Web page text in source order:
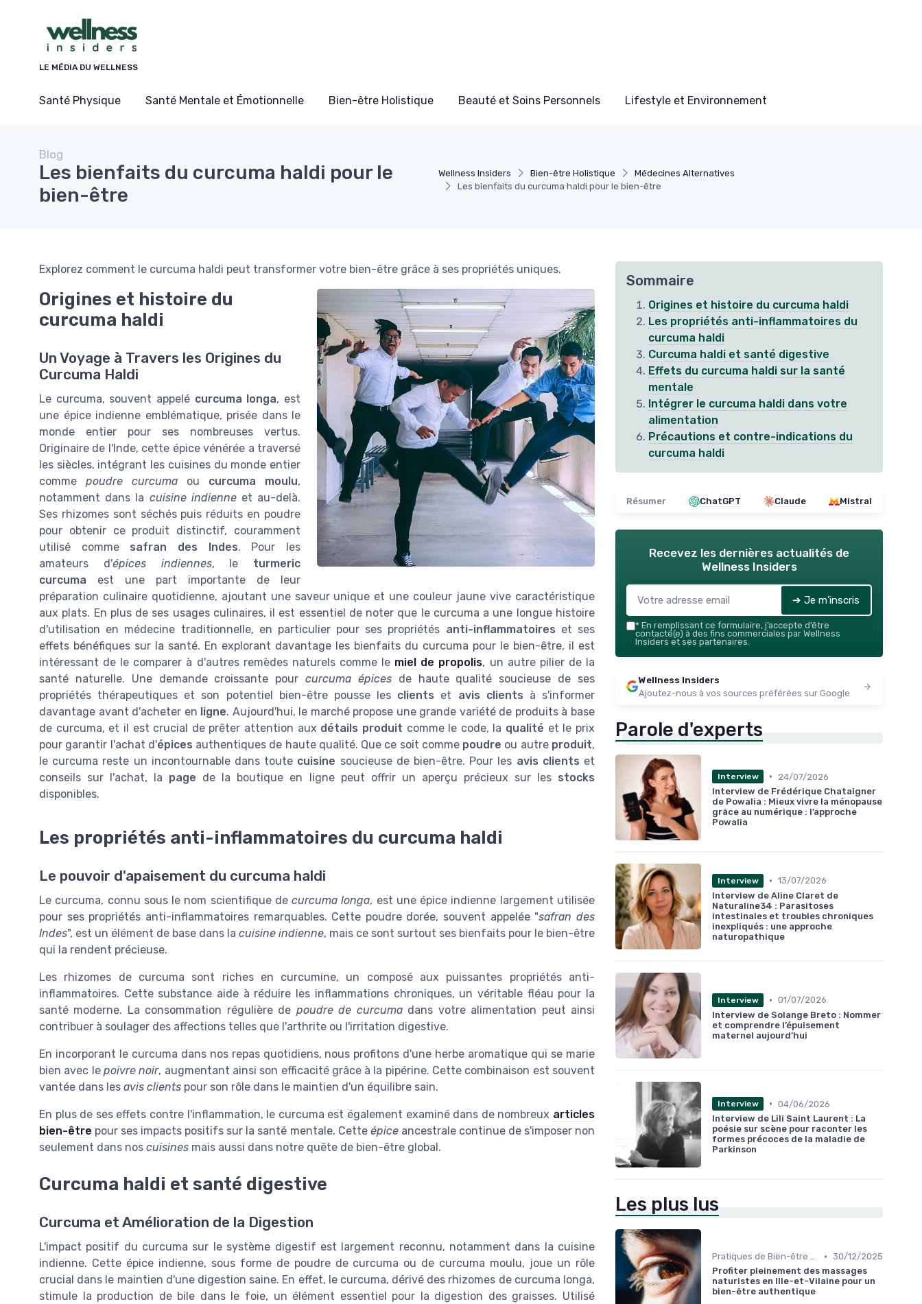
LE MÉDIA DU WELLNESS
Santé Physique Santé Mentale et Émotionnelle Bien-être Holistique Beauté et Soins Personnels Lifestyle et Environnement
Wellness Insiders Bien-être Holistique
Médecines Alternatives
Les bienfaits du curcuma haldi pour le bien-être
Blog
Les bienfaits du curcuma haldi pour le
bien-être
Explorez comment le curcuma haldi peut transformer votre bien-être grâce à ses propriétés uniques.
Origines et histoire du
curcuma haldi
Un Voyage à Travers les Origines du
Curcuma Haldi
Le curcuma, souvent appelé curcuma longa, est
une épice indienne emblématique, prisée dans le
monde entier pour ses nombreuses vertus.
Originaire de l'Inde, cette épice vénérée a traversé
les siècles, intégrant les cuisines du monde entier
comme poudre curcuma ou curcuma moulu,
notamment dans la cuisine indienneet au-delà.
Ses rhizomes sont séchés puis réduits en poudre
pour obtenir ce produit distinctif, couramment
utilisé comme safran des Indes. Pour les
amateurs d'épices indiennes, le turmeric
curcuma est une part importante de leur
préparation culinaire quotidienne, ajoutant une saveur unique et une couleur jaune vive caractéristique
aux plats. En plus de ses usages culinaires, il est essentiel de noter que le curcuma a une longue histoire
d'utilisation en médecine traditionnelle, en particulier pour ses propriétés anti-inflammatoires et ses
effets bénéfiques sur la santé. En explorant davantage les bienfaits du curcuma pour le bien-être, il est
intéressant de le comparer à d'autres remèdes naturels comme le miel de propolis, un autre pilier de la
santé naturelle. Une demande croissante pourcurcuma épicesde haute qualité soucieuse de ses
propriétés thérapeutiques et son potentiel bien-être pousse les clients et avis clients à s'informer
davantage avant d'acheter en ligne. Aujourd'hui, le marché propose une grande variété de produits à base
de curcuma, et il est crucial de prêter attention aux détails produit comme le code, la qualité et le prix
pour garantir l'achat d'épices authentiques de haute qualité. Que ce soit comme poudre ou autre produit,
le curcuma reste un incontournable dans toute cuisine soucieuse de bien-être. Pour les avis clients et
conseils sur l'achat, la page de la boutique en ligne peut offrir un aperçu précieux sur les stocks
disponibles.
Les propriétés anti-inflammatoires du curcuma haldi
Le pouvoir d'apaisement du curcuma haldi
Le curcuma, connu sous le nom scientifique decurcuma longa, est une épice indienne largement utilisée
pour ses propriétés anti-inflammatoires remarquables. Cette poudre dorée, souvent appelée "safran des
Indes", est un élément de base dans la cuisine indienne, mais ce sont surtout ses bienfaits pour le bien-être
qui la rendent précieuse.
Les rhizomes de curcuma sont riches en curcumine, un composé aux puissantes propriétés anti-
inflammatoires. Cette substance aide à réduire les inflammations chroniques, un véritable fléau pour la
santé moderne. La consommation régulière de poudre de curcumadans votre alimentation peut ainsi
contribuer à soulager des affections telles que l'arthrite ou l'irritation digestive.
En incorporant le curcuma dans nos repas quotidiens, nous profitons d'une herbe aromatique qui se marie
bien avec le poivre noir, augmentant ainsi son efficacité grâce à la pipérine. Cette combinaison est souvent
vantée dans les avis clients pour son rôle dans le maintien d'un équilibre sain.
En plus de ses effets contre l'inflammation, le curcuma est également examiné dans de nombreux articles
bien-être pour ses impacts positifs sur la santé mentale. Cette épiceancestrale continue de s'imposer non
seulement dans nos cuisines mais aussi dans notre quête de bien-être global.
Curcuma haldi et santé digestive
Curcuma et Amélioration de la Digestion
L'impact positif du curcuma sur le système digestif est largement reconnu, notamment dans la cuisine
indienne. Cette épice indienne, sous forme de poudre de curcuma ou de curcuma moulu, joue un rôle
crucial dans le maintien d'une digestion saine. En effet, le curcuma, dérivé des rhizomes de curcuma longa,
stimule la production de bile dans le foie, un élément essentiel pour la digestion des graisses. Utilisé
Sommaire
Origines et histoire du curcuma haldi
Les propriétés anti-inflammatoires du
curcuma haldi
Curcuma haldi et santé digestive
Effets du curcuma haldi sur la santé
mentale
Intégrer le curcuma haldi dans votre
alimentation
Précautions et contre-indications du
curcuma haldi
Résumer ChatGPT Claude Mistral
Recevez les dernières actualités de
Wellness Insiders
➔ Je m'inscris
* En remplissant ce formulaire, j’accepte d’être
contacté(e) à des fins commerciales par Wellness
Insiders et ses partenaires.
Wellness Insiders
Ajoutez-nous à vos sources préférées sur Google
Parole d'experts
Interview •
24/07/2026
Interview de Frédérique Chataigner
de Powalia : Mieux vivre la ménopause
grâce au numérique : l’approche
Powalia
Interview • 13/07/2026
Interview de Aline Claret de
Naturaline34 : Parasitoses
intestinales et troubles chroniques
inexpliqués : une approche
naturopathique
Interview • 01/07/2026
Interview de Solange Breto : Nommer
et comprendre l’épuisement
maternel aujourd’hui
Interview • 04/06/2026
Interview de Lili Saint Laurent : La
poésie sur scène pour raconter les
formes précoces de la maladie de
Parkinson
Les plus lus
Pratiques de Bien-être Anciennes • 30/12/2025
Profiter pleinement des massages
naturistes en Ille-et-Vilaine pour un
bien-être authentique